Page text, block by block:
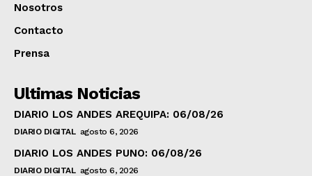
Nosotros
Contacto
Prensa
Ultimas Noticias
DIARIO LOS ANDES AREQUIPA: 06/08/26
DIARIO DIGITAL agosto 6, 2026
DIARIO LOS ANDES PUNO: 06/08/26
DIARIO DIGITAL agosto 6, 2026